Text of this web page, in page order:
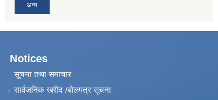
अन्य
Notices
सूचना तथा समाचार
सार्वजनिक खरीद /बोलपत्र सूचना